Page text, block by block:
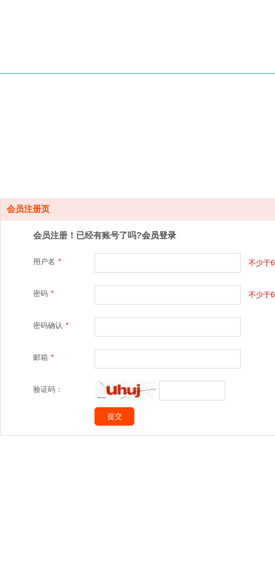
会员注册页
会员注册！已经有账号了吗?会员登录
用户名 * 不少于
密码 * 不少于
密码确认 *
邮箱 *
验证码：